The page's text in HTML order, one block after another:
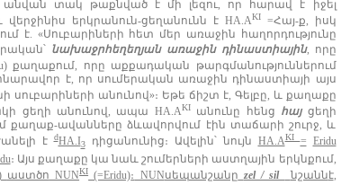
անվան տակ թաքնված է մի լեզու, որ հարավ է իջել
երկրանուն‐ցեղանունն է HA.AKI =Հայ‐ք, իսկ
է. «Սուբարիների հետ մեր առաջին հաղորդությունը
նախաջրհեղեղյան առաջին դինաստիային, որը
քաղաքում, որը աքքադական թարգմանություններում
է, որ սումերական առաջին դինաստիայի այս
սուբարիների անունով»։ Եթե ճիշտ է, Գելբը, և քաղաքը
ցեղի անունով, ապա HA.AKI անունը հենց հայցեղի
քաղաք‐ավանները ձևավորվում էին տաճարի շուրջ, և
էdHA.I3դիցանունից։ Ավելին՝ նույն HA.AKI = Eridu
։ Այս քաղաքը կա նաև շումերների աստղային երկնքում,
աստծո NUNKI (=Eridu)։ NUNսեպանշանը zel / sil նշանն է,